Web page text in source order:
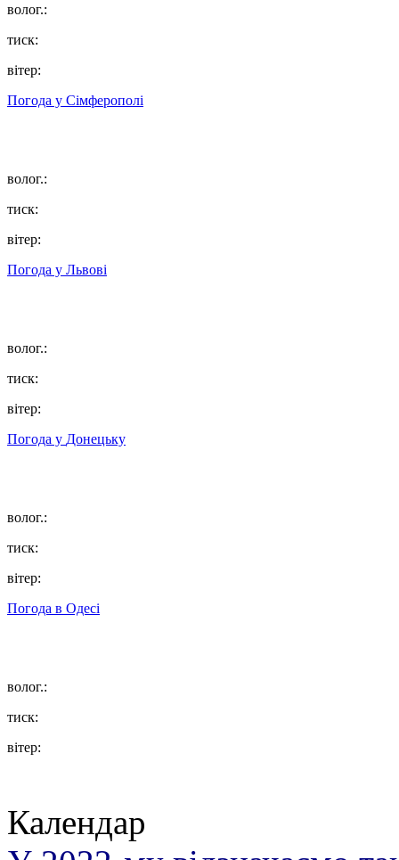
волог.:
тиск:
вітер:
Погода у Сімферополі
волог.:
тиск:
вітер:
Погода у Львові
волог.:
тиск:
вітер:
Погода у Донецьку
волог.:
тиск:
вітер:
Погода в Одесі
волог.:
тиск:
вітер:
Календар